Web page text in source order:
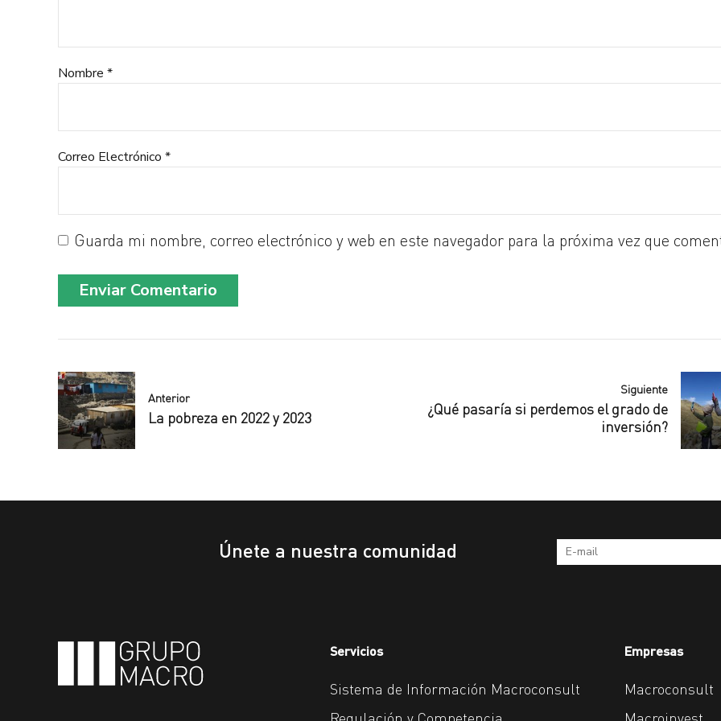
Nombre *
Correo Electrónico *
Guarda mi nombre, correo electrónico y web en este navegador para la próxima vez que
Enviar Comentario
Anterior
La pobreza en 2022 y 2023
Siguiente
¿Qué pasaría si perdemos el grado de
inversión?
Únete a nuestra comunidad
Servicios
Sistema de Información Macroconsult
Regulación y Competencia
Empresas
Macroconsult
Macroinvest